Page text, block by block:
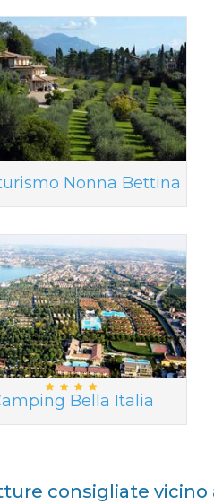
Nonna Bettina
Bella Italia
consigliate vicino